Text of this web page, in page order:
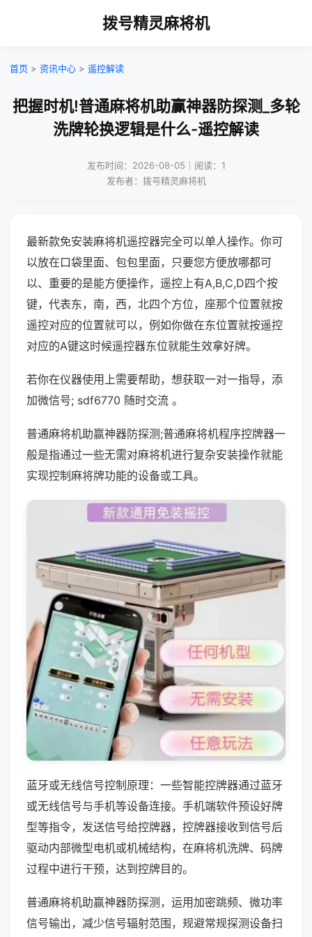
拨号精灵麻将机
首页 > 资讯中心 > 遥控解读
把握时机!普通麻将机助赢神器防探测_多轮
洗牌轮换逻辑是什么-遥控解读
发布时间：2026-08-05｜阅读：1
发布者：拨号精灵麻将机
最新款免安装麻将机遥控器完全可以单人操作。你可
以放在口袋里面、包包里面，只要您方便放哪都可
以、重要的是能方便操作，遥控上有A,B,C,D四个按
键，代表东，南，西，北四个方位，座那个位置就按
遥控对应的位置就可以，例如你做在东位置就按遥控
对应的A键这时候遥控器东位就能生效拿好牌。
若你在仪器使用上需要帮助，想获取一对一指导，添
加微信号; sdf6770 随时交流 。
普通麻将机助赢神器防探测;普通麻将机程序控牌器一
般是指通过一些无需对麻将机进行复杂安装操作就能
实现控制麻将牌功能的设备或工具。
蓝牙或无线信号控制原理：一些智能控牌器通过蓝牙
或无线信号与手机等设备连接。手机端软件预设好牌
型等指令，发送信号给控牌器，控牌器接收到信号后
驱动内部微型电机或机械结构，在麻将机洗牌、码牌
过程中进行干预，达到控牌目的。
普通麻将机助赢神器防探测，运用加密跳频、微功率
信号输出，减少信号辐射范围，规避常规探测设备扫